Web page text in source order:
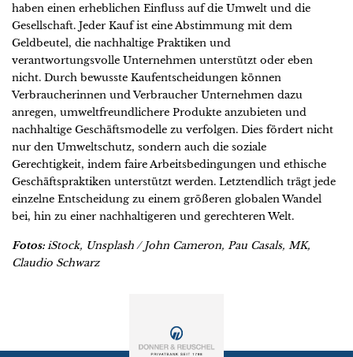
haben einen erheblichen Einfluss auf die Umwelt und die
Gesellschaft. Jeder Kauf ist eine Abstimmung mit dem
Geldbeutel, die nachhaltige Praktiken und
verantwortungsvolle Unternehmen unterstützt oder eben
nicht. Durch bewusste Kaufentscheidungen können
Verbraucherinnen und Verbraucher Unternehmen dazu
anregen, umweltfreundlichere Produkte anzubieten und
nachhaltige Geschäftsmodelle zu verfolgen. Dies fördert nicht
nur den Umweltschutz, sondern auch die soziale
Gerechtigkeit, indem faire Arbeitsbedingungen und ethische
Geschäftspraktiken unterstützt werden. Letztendlich trägt jede
einzelne Entscheidung zu einem größeren globalen Wandel
bei, hin zu einer nachhaltigeren und gerechteren Welt.
Fotos:iStock, Unsplash / John Cameron, Pau Casals, MK,
Claudio Schwarz